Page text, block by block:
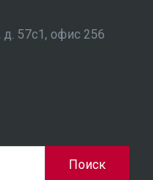
д. 57с1, офис 256